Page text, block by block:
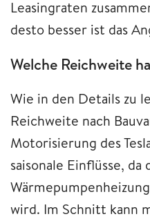
Leasingraten
desto besser ist das
Welche Reichweite
Wie in den Details zu
Reichweite nach
Motorisierung des
saisonale Einflüsse, da
wird. Im Schnitt kann